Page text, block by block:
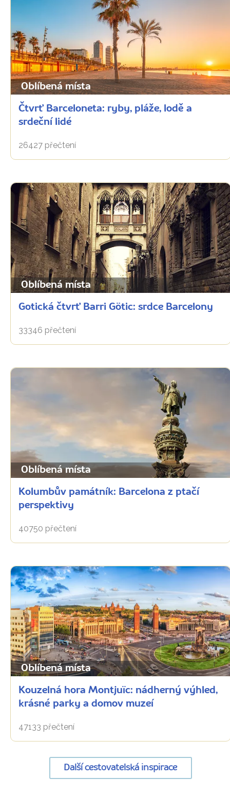
Oblíbená místa
Čtvrť Barceloneta: ryby, pláže, lodě a
srdeční lidé
26427 přečtení
Oblíbená místa
Gotická čtvrť Barri Götic: srdce Barcelony
33346 přečtení
Oblíbená místa
Kolumbův památník: Barcelona z ptačí
perspektivy
40750 přečtení
Oblíbená místa
Kouzelná hora Montjuïc: nádherný výhled,
krásné parky a domov muzeí
47133 přečtení
Další cestovatelská inspirace